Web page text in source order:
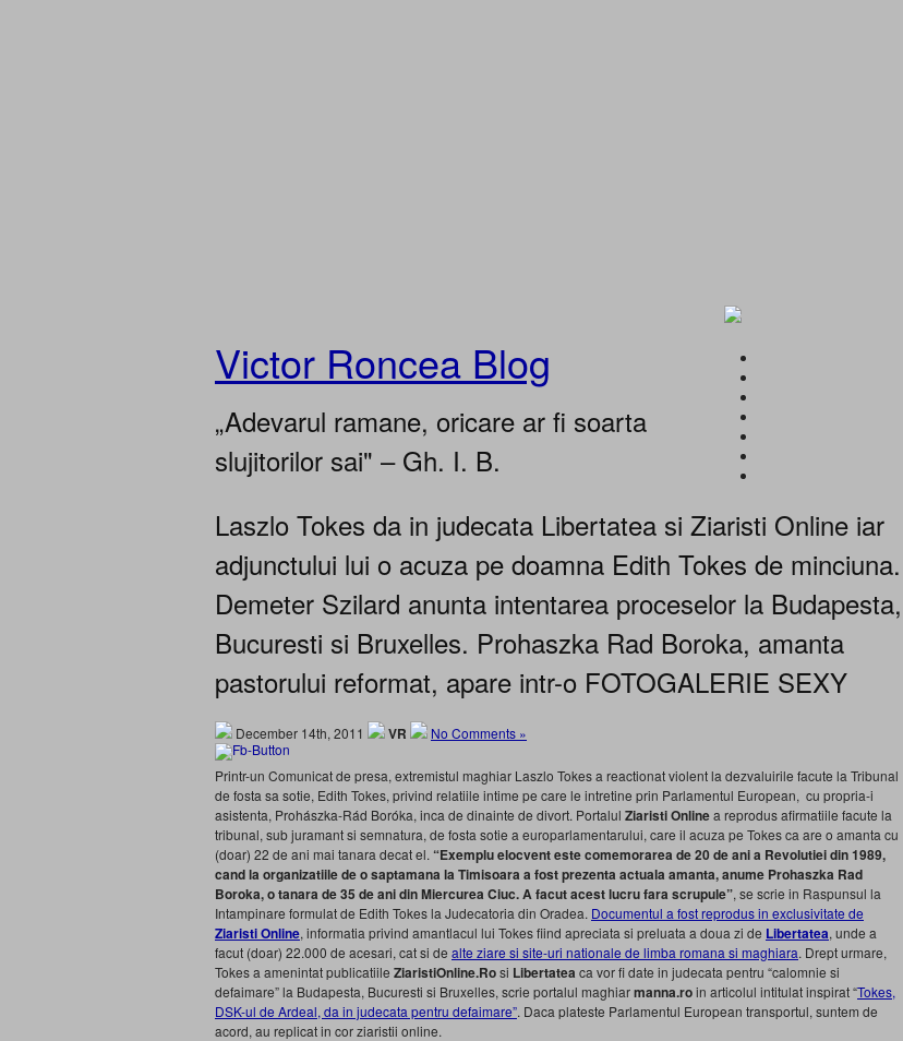
Victor Roncea Blog
„Adevarul ramane, oricare ar fi soarta
slujitorilor sai" – Gh. I. B.
Laszlo Tokes da in judecata Libertatea si Ziaristi Online iar
adjunctului lui o acuza pe doamna Edith Tokes de minciuna.
Demeter Szilard anunta intentarea proceselor la Budapesta,
Bucuresti si Bruxelles. Prohaszka Rad Boroka, amanta
pastorului reformat, apare intr-o FOTOGALERIE SEXY
December 14th, 2011 VR No Comments »
Printr-un Comunicat de presa, extremistul maghiar Laszlo Tokes a reactionat violent la dezvaluirile facute la Tribunal
de fosta sa sotie, Edith Tokes, privind relatiile intime pe care le intretine prin Parlamentul European, cu propria-i
asistenta, Prohászka-Rád Boróka, inca de dinainte de divort. Portalul Ziaristi Onlinea reprodus afirmatiile facute la
tribunal, sub juramant si semnatura, de fosta sotie a europarlamentarului, care il acuza pe Tokes ca are o amanta cu
(doar) 22 de ani mai tanara decat el. “Exemplu elocvent este comemorarea de 20 de ani a Revolutiei din 1989,
cand la organizatiile de o saptamana la Timisoara a fost prezenta actuala amanta, anume Prohaszka Rad
Boroka, o tanara de 35 de ani din Miercurea Ciuc. A facut acest lucru fara scrupule”, se scrie in Raspunsul la
Intampinare formulat de Edith Tokes la Judecatoria din Oradea. Documentul a fost reprodus in exclusivitate de
Ziaristi Online, informatia privind amantlacul lui Tokes fiind apreciata si preluata a doua zi de Libertatea, unde a
facut (doar) 22.000 de acesari, cat si de alte ziare si site-uri nationale de limba romana si maghiara. Drept urmare,
Tokes a amenintat publicatiile ZiaristiOnline.Rosi Libertatea ca vor fi date in judecata pentru “calomnie si
defaimare” la Budapesta, Bucuresti si Bruxelles, scrie portalul maghiarmanna.roin articolul intitulat inspirat “Tokes,
DSK-ul de Ardeal, da in judecata pentru defaimare”. Daca plateste Parlamentul European transportul, suntem de
acord, au replicat in cor ziaristii online.